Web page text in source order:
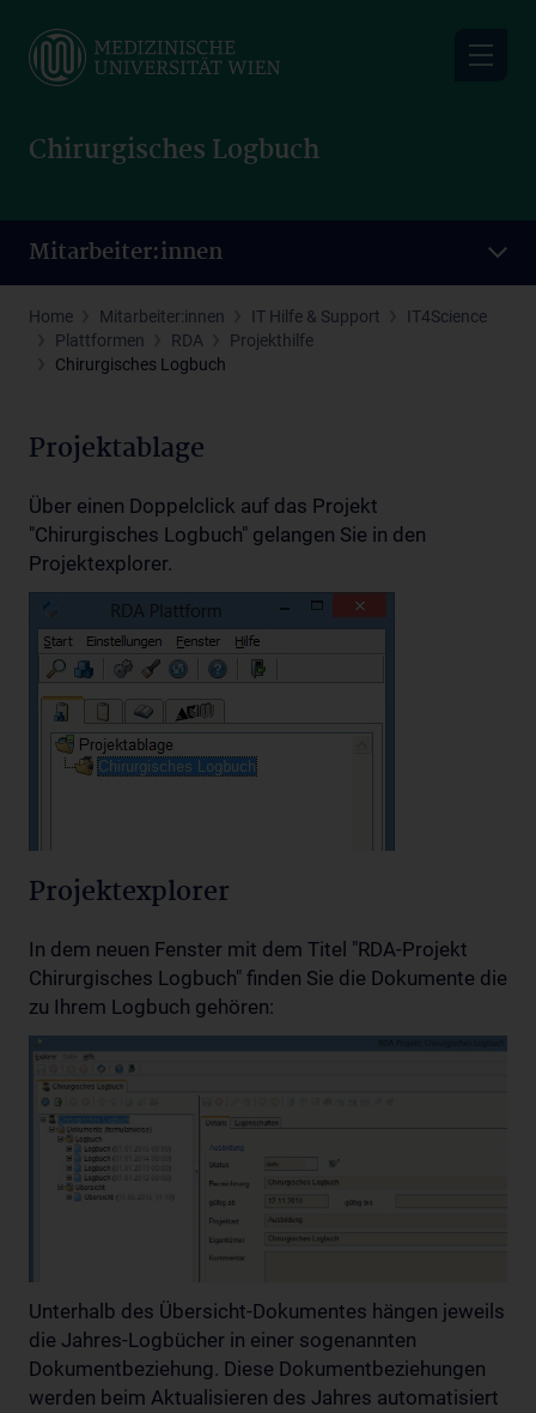
main
Chirurgisches Logbuch
Mitarbeiter:innen
Home Mitarbeiter:innen IT Hilfe & Support
IT4Science
Plattformen
RDA
Projekthilfe
Chirurgisches Logbuch
Projektablage
Über einen Doppelclick auf das Projekt
"Chirurgisches Logbuch" gelangen Sie in den
Projektexplorer.
Projektexplorer
In dem neuen Fenster mit dem Titel "RDA-Projekt
Chirurgisches Logbuch" finden Sie die Dokumente die
zu Ihrem Logbuch gehören:
Unterhalb des Übersicht-Dokumentes hängen jeweils
die Jahres-Logbücher in einer sogenannten
Dokumentbeziehung. Diese Dokumentbeziehungen
werden beim Aktualisieren des Jahres automatisiert